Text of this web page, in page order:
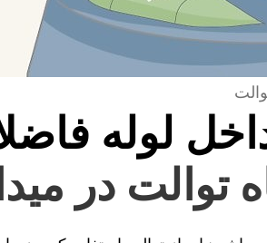
لوله
توالت در